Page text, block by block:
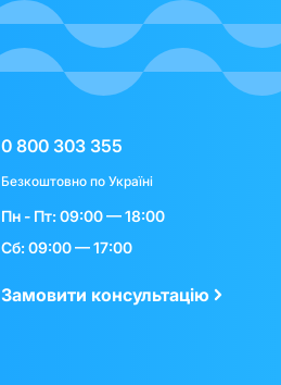
0 800 303 355
Безкоштовно по Україні
Пн - Пт: 09:00 — 18:00
Сб: 09:00 — 17:00
Замовити консультацію